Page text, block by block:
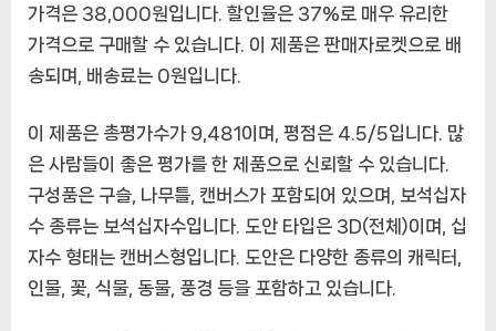
형
보
수
DIY
키
트
40
x
50
가격은 38,000원입니다. 할인율은 37%로 매우 유리한
가격으로 구매할 수 있습니다. 이 제품은 판매자로켓으로 배
송되며, 배송료는 0원입니다.
이 제품은 총평가수가 9,481이며, 평점은 4.5/5입니다. 많
은 사람들이 좋은 평가를 한 제품으로 신뢰할 수 있습니다.
구성품은 구슬, 나무틀, 캔버스가 포함되어 있으며, 보석십자
수 종류는 보석십자수입니다. 도안 타입은 3D(전체)이며, 십
자수 형태는 캔버스형입니다. 도안은 다양한 종류의 캐릭터,
인물, 꽃, 식물, 동물, 풍경 등을 포함하고 있습니다.